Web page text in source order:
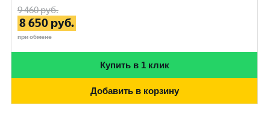
9 460руб.
8 650 руб.
при обмене
Купить в 1 клик
Добавить в корзину